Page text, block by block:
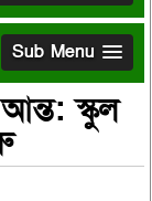
Sub Menu
স্কুল